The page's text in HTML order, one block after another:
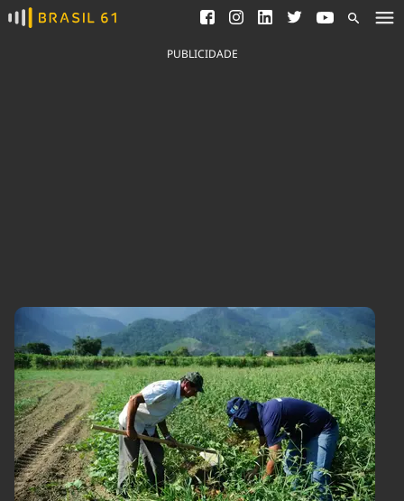
Ver todas as notícias
Saneamento
Indicadores
Agronegócios
Brasil
Brasil Mineral
Ciência &
Tecnologia
Cinema
Comportamento
Cultura
Economia
Educação
Infraestrutura
Internacional
Meio Ambiente
Podcast
Política
Saúde
Tempo
PUBLICIDADE